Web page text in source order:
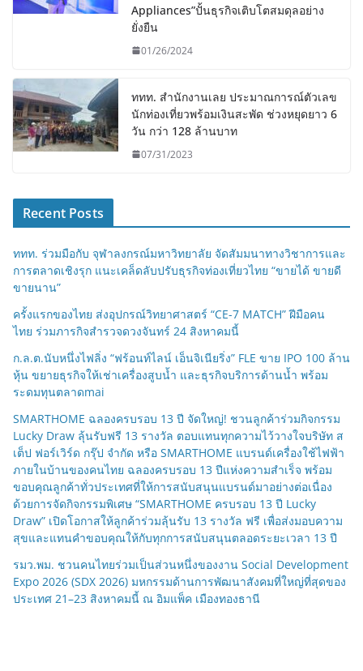
Appliances”ปั้นธุรกิจเติบโตสมดุลอย่าง
ยั่งยืน
01/26/2024
ททท. สำนักงานเลย ประมาณการณ์ตัวเลข
นักท่องเที่ยวพร้อมเงินสะพัด ช่วงหยุดยาว 6
วัน กว่า 128 ล้านบาท
07/31/2023
Recent Posts
ททท. ร่วมมือกับ จุฬาลงกรณ์มหาวิทยาลัย จัดสัมมนาทางวิชาการและ
การตลาดเชิงรุก แนะเคล็ดลับปรับธุรกิจท่องเที่ยวไทย “ขายได้ ขายดี
ขายนาน”
ครั้งแรกของไทย ส่งอุปกรณ์วิทยาศาสตร์ “CE-7 MATCH” ฝีมือคน
ไทย ร่วมภารกิจสำรวจดวงจันทร์ 24 สิงหาคมนี้
ก.ล.ต.นับหนึ่งไฟลิ่ง “ฟร้อนท์ไลน์ เอ็นจิเนียริ่ง” FLE ขาย IPO 100 ล้าน
หุ้น ขยายธุรกิจให้เช่าเครื่องสูบน้ำ และธุรกิจบริการด้านน้ำ พร้อม
ระดมทุนตลาดmai
SMARTHOME ฉลองครบรอบ 13 ปี จัดใหญ่! ชวนลูกค้าร่วมกิจกรรม
Lucky Draw ลุ้นรับฟรี 13 รางวัล ตอบแทนทุกความไว้วางใจบริษัท ส
เต็ป ฟอร์เวิร์ด กรุ๊ป จำกัด หรือ SMARTHOME แบรนด์เครื่องใช้ไฟฟ้า
ภายในบ้านของคนไทย ฉลองครบรอบ 13 ปีแห่งความสำเร็จ พร้อม
ขอบคุณลูกค้าทั่วประเทศที่ให้การสนับสนุนแบรนด์มาอย่างต่อเนื่อง
ด้วยการจัดกิจกรรมพิเศษ “SMARTHOME ครบรอบ 13 ปี Lucky
Draw” เปิดโอกาสให้ลูกค้าร่วมลุ้นรับ 13 รางวัล ฟรี เพื่อส่งมอบความ
สุขและแทนคำขอบคุณให้กับทุกการสนับสนุนตลอดระยะเวลา 13 ปี
รมว.พม. ชวนคนไทยร่วมเป็นส่วนหนึ่งของงาน Social Development
Expo 2026 (SDX 2026) มหกรรมด้านการพัฒนาสังคมที่ใหญ่ที่สุดของ
ประเทศ 21–23 สิงหาคมนี้ ณ อิมแพ็ค เมืองทองธานี